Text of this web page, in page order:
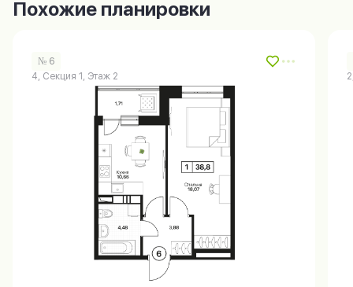
Похожие планировки
№ 6
4, Секция 1, Этаж 2